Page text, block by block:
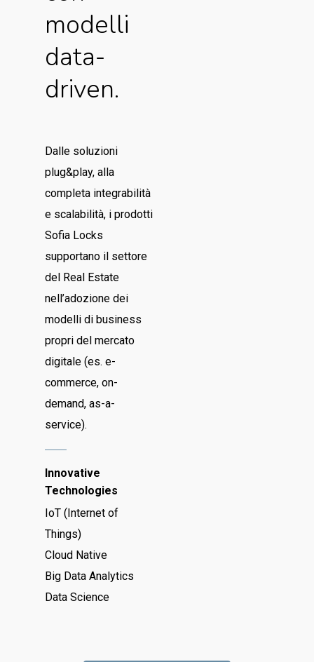
modelli
data-
driven.
Dalle soluzioni
plug&play, alla
completa integrabilità
e scalabilità, i prodotti
Sofia Locks
supportano il settore
del Real Estate
nell’adozione dei
modelli di business
propri del mercato
digitale (es. e-
commerce, on-
demand, as-a-
service).
Innovative
Technologies
IoT (Internet of
Things)
Cloud Native
Big Data Analytics
Data Science